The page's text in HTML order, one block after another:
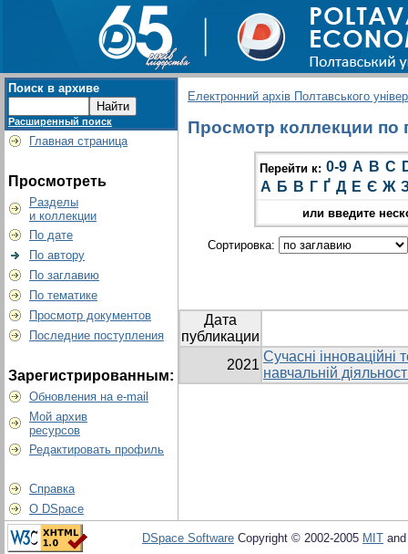
Поиск в архиве
Расширенный поиск
Главная страница
Просмотреть
Разделы
и коллекции
По дате
По автору
По заглавию
По тематике
Просмотр документов
Последние поступления
Зарегистрированным:
Обновления на e-mail
Мой архив
ресурсов
Редактировать профиль
Справка
О DSpace
Електронний архів Полтавського
Просмотр коллекции по
Перейти к: 0-9 A B C
А Б В Г Ґ Д Е Є Ж
или введите
Сортировка:
Дата
публикации
2021
Сучасні інноваційні
навчальній
DSpace Software Copyright © 2002-2005 MIT